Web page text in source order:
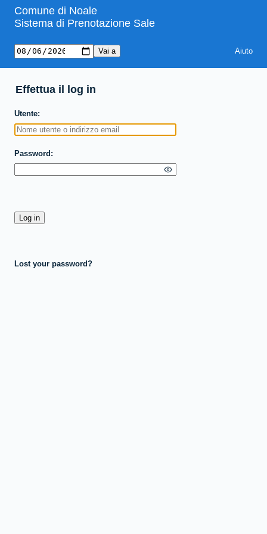
Comune di Noale
Sistema di Prenotazione Sale
Aiuto
Effettua il log in
Utente
Password
Lost your password?